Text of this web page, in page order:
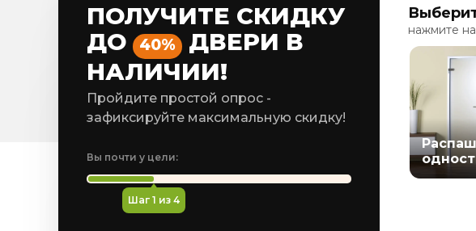
ПОЛУЧИТЕ СКИДКУ
ДО
40%
ДВЕРИ В
НАЛИЧИИ!
Пройдите простой опрос -
зафиксируйте максимальную скидку!
Вы почти у цели:
Шаг 1 из 4
нажмите